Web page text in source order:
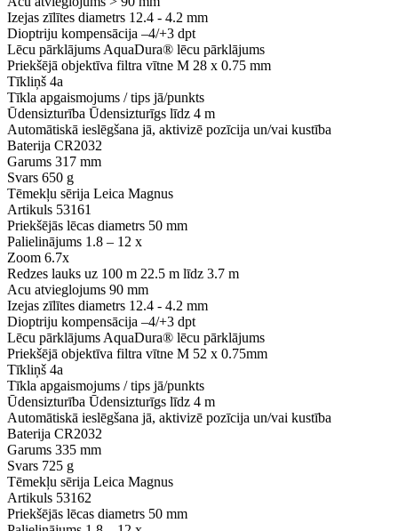
Izejas zīlītes diametrs 12.4 - 4.2 mm
Dioptriju kompensācija –4/+3 dpt
Lēcu pārklājums AquaDura® lēcu pārklājums
Priekšējā objektīva filtra vītne M 28 x 0.75 mm
Tīkliņš 4a
Tīkla apgaismojums / tips jā/punkts
Ūdensizturība Ūdensizturīgs līdz 4 m
Automātiskā ieslēgšana jā, aktivizē pozīcija un/vai kustība
Baterija CR2032
Garums 317 mm
Svars 650 g
Tēmekļu sērija Leica Magnus
Artikuls 53161
Priekšējās lēcas diametrs 50 mm
Palielinājums 1.8 – 12 x
Zoom 6.7x
Redzes lauks uz 100 m 22.5 m līdz 3.7 m
Acu atvieglojums 90 mm
Izejas zīlītes diametrs 12.4 - 4.2 mm
Dioptriju kompensācija –4/+3 dpt
Lēcu pārklājums AquaDura® lēcu pārklājums
Priekšējā objektīva filtra vītne M 52 x 0.75mm
Tīkliņš 4a
Tīkla apgaismojums / tips jā/punkts
Ūdensizturība Ūdensizturīgs līdz 4 m
Automātiskā ieslēgšana jā, aktivizē pozīcija un/vai kustība
Baterija CR2032
Garums 335 mm
Svars 725 g
Tēmekļu sērija Leica Magnus
Artikuls 53162
Priekšējās lēcas diametrs 50 mm